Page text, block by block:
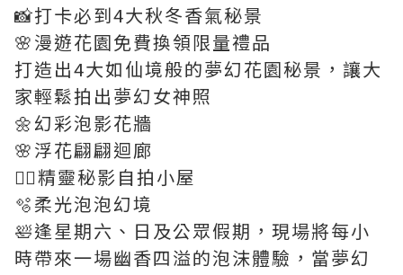
📸打卡必到4大秋冬香氣秘景
🌸漫遊花園免費換領限量禮品
打造出4大如仙境般的夢幻花園秘景，讓大
家輕鬆拍出夢幻女神照
🌼幻彩泡影花牆
🌸浮花翩翩迴廊
🧚‍♀️精靈秘影自拍小屋
🫧柔光泡泡幻境
🛀逢星期六、日及公眾假期，現場將每小
時帶來一場幽香四溢的泡沫體驗，當夢幻